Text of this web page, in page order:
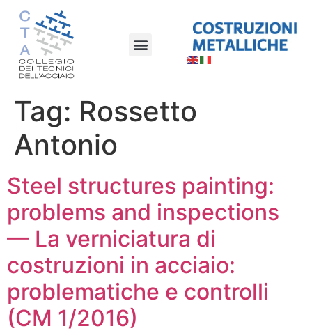
Tag: Rossetto
Antonio
Steel structures painting:
problems and inspections
— La verniciatura di
costruzioni in acciaio:
problematiche e controlli
(CM 1/2016)